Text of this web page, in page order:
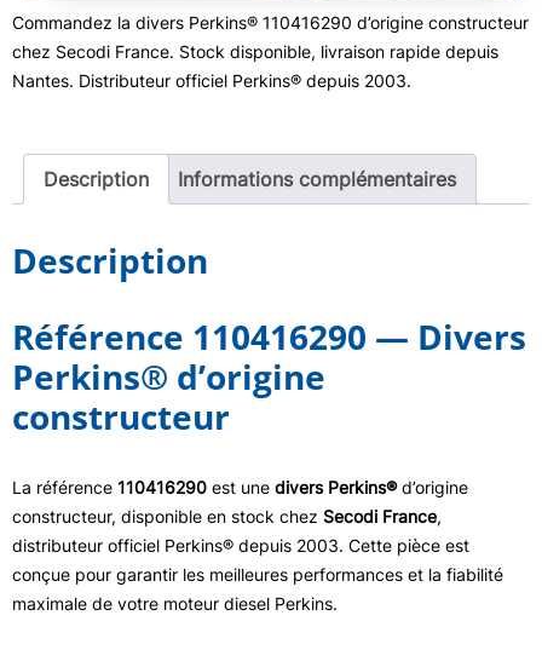
Commandez la divers Perkins® 110416290 d’origine constructeur
chez Secodi France. Stock disponible, livraison rapide depuis
Nantes. Distributeur officiel Perkins® depuis 2003.
Description Informations complémentaires
Description
Référence 110416290 — Divers
Perkins® d’origine
constructeur
La référence 110416290 est une divers Perkins®d’origine
constructeur, disponible en stock chez Secodi France,
distributeur officiel Perkins® depuis 2003. Cette pièce est
conçue pour garantir les meilleures performances et la fiabilité
maximale de votre moteur diesel Perkins.